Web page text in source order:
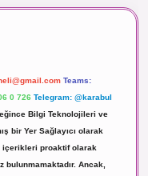
Teams:
0 726 Telegram: @karabul
Bilgi Teknolojileri ve
bir Yer Sağlayıcı olarak
içerikleri proaktif olarak
Ancak,